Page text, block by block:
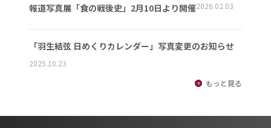
報道写真展「食の戦後史」2月10日より開催2026.02.03
「羽生結弦 日めくりカレンダー」写真変更のお知らせ
2025.10.23
もっと見る